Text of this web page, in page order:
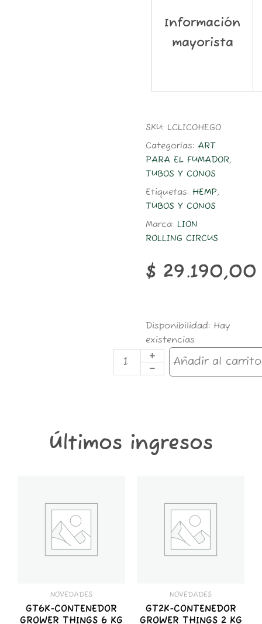
Información
mayorista
SKU: LCLICOHEGO
Categorías:ART
PARA EL FUMADOR,
TUBOS Y CONOS
Etiquetas:HEMP,
TUBOS Y CONOS
Marca:LION
ROLLING CIRCUS
$ 29.190,00
Disponibilidad: Hay
existencias
ROLLED
HEMP
Añadir al carrito
Últimos ingresos
NOVEDADES
GT6K-CONTENEDOR
GROWER THINGS 6 KG
GROWER
cantidad
NOVEDADES
GT2K-CONTENEDOR
GROWER THINGS 2 KG
GROWER
cantidad